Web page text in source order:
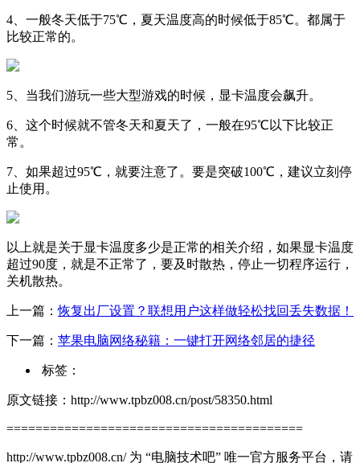
4、一般冬天低于75℃，夏天温度高的时候低于85℃。都属于
比较正常的。
5、当我们游玩一些大型游戏的时候，显卡温度会飙升。
6、这个时候就不管冬天和夏天了，一般在95℃以下比较正
常。
7、如果超过95℃，就要注意了。要是突破100℃，建议立刻停
止使用。
以上就是关于显卡温度多少是正常的相关介绍，如果显卡温度
超过90度，就是不正常了，要及时散热，停止一切程序运行，
关机散热。
上一篇：恢复出厂设置？联想用户这样做轻松找回丢失数据！
下一篇： 苹果电脑网络秘籍：一键打开网络邻居的捷径
标签：
原文链接：http://www.tpbz008.cn/post/58350.html
=========================================
http://www.tpbz008.cn/ 为 “电脑技术吧” 唯一官方服务平台，请